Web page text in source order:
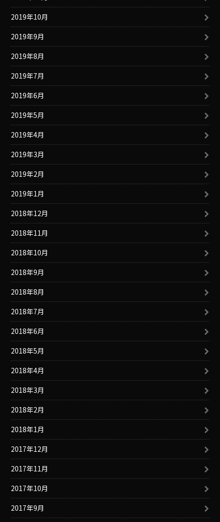
2019年10月
2019年9月
2019年8月
2019年7月
2019年6月
2019年5月
2019年4月
2019年3月
2019年2月
2019年1月
2018年12月
2018年11月
2018年10月
2018年9月
2018年8月
2018年7月
2018年6月
2018年5月
2018年4月
2018年3月
2018年2月
2018年1月
2017年12月
2017年11月
2017年10月
2017年9月